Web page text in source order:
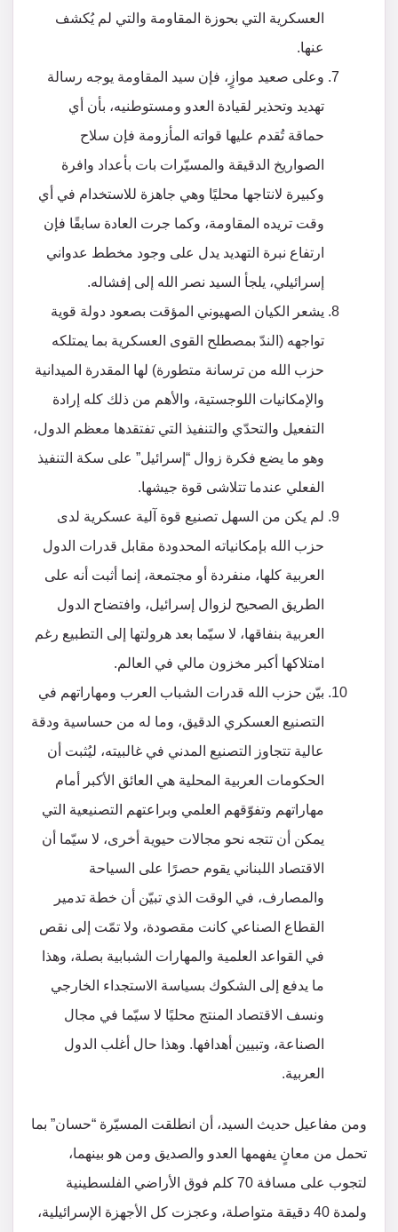
العسكرية التي بحوزة المقاومة والتي لم يُكشف
عنها.
وعلى صعيد موازٍ، فإن سيد المقاومة يوجه رسالة
تهديد وتحذير لقيادة العدو ومستوطنيه، بأن أي
حماقة تُقدم عليها قواته المأزومة فإن سلاح
الصواريخ الدقيقة والمسيّرات بات بأعداد وافرة
وكبيرة لانتاجها محليًا وهي جاهزة للاستخدام في أي
وقت تريده المقاومة، وكما جرت العادة سابقًا فإن
ارتفاع نبرة التهديد يدل على وجود مخطط عدواني
إسرائيلي، يلجأ السيد نصر الله إلى إفشاله.
يشعر الكيان الصهيوني المؤقت بصعود دولة قوية
تواجهه (الندّ بمصطلح القوى العسكرية بما يمتلكه
حزب الله من ترسانة متطورة) لها المقدرة الميدانية
والإمكانيات اللوجستية، والأهم من ذلك كله إرادة
التفعيل والتحدّي والتنفيذ التي تفتقدها معظم الدول،
وهو ما يضع فكرة زوال “إسرائيل” على سكة التنفيذ
الفعلي عندما تتلاشى قوة جيشها.
لم يكن من السهل تصنيع قوة آلية عسكرية لدى
حزب الله بإمكانياته المحدودة مقابل قدرات الدول
العربية كلها، منفردة أو مجتمعة، إنما أثبت أنه على
الطريق الصحيح لزوال إسرائيل، وافتضاح الدول
العربية بنفاقها، لا سيّما بعد هرولتها إلى التطبيع رغم
امتلاكها أكبر مخزون مالي في العالم.
بيّن حزب الله قدرات الشباب العرب ومهاراتهم في
التصنيع العسكري الدقيق، وما له من حساسية ودقة
عالية تتجاوز التصنيع المدني في غالبيته، ليُثبت أن
الحكومات العربية المحلية هي العائق الأكبر أمام
مهاراتهم وتفوّقهم العلمي وبراعتهم التصنيعية التي
يمكن أن تتجه نحو مجالات حيوية أخرى، لا سيّما أن
الاقتصاد اللبناني يقوم حصرًا على السياحة
والمصارف، في الوقت الذي تبيّن أن خطة تدمير
القطاع الصناعي كانت مقصودة، ولا تمّت إلى نقص
في القواعد العلمية والمهارات الشبابية بصلة، وهذا
ما يدفع إلى الشكوك بسياسة الاستجداء الخارجي
ونسف الاقتصاد المنتج محليًا لا سيّما في مجال
الصناعة، وتبيين أهدافها. وهذا حال أغلب الدول
العربية.
ومن مفاعيل حديث السيد، أن انطلقت المسيّرة “حسان” بما
تحمل من معانٍ يفهمها العدو والصديق ومن هو بينهما،
لتجوب على مسافة 70 كلم فوق الأراضي الفلسطينية
ولمدة 40 دقيقة متواصلة، وعجزت كل الأجهزة الإسرائيلية،